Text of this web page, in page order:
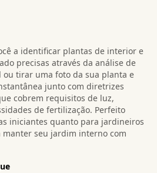
a identificar plantas de interior e
precisas através da análise de
ou tirar uma foto da sua planta e
junto com diretrizes
cobrem requisitos de luz,
de fertilização. Perfeito
iniciantes quanto para jardineiros
seu jardim interno com